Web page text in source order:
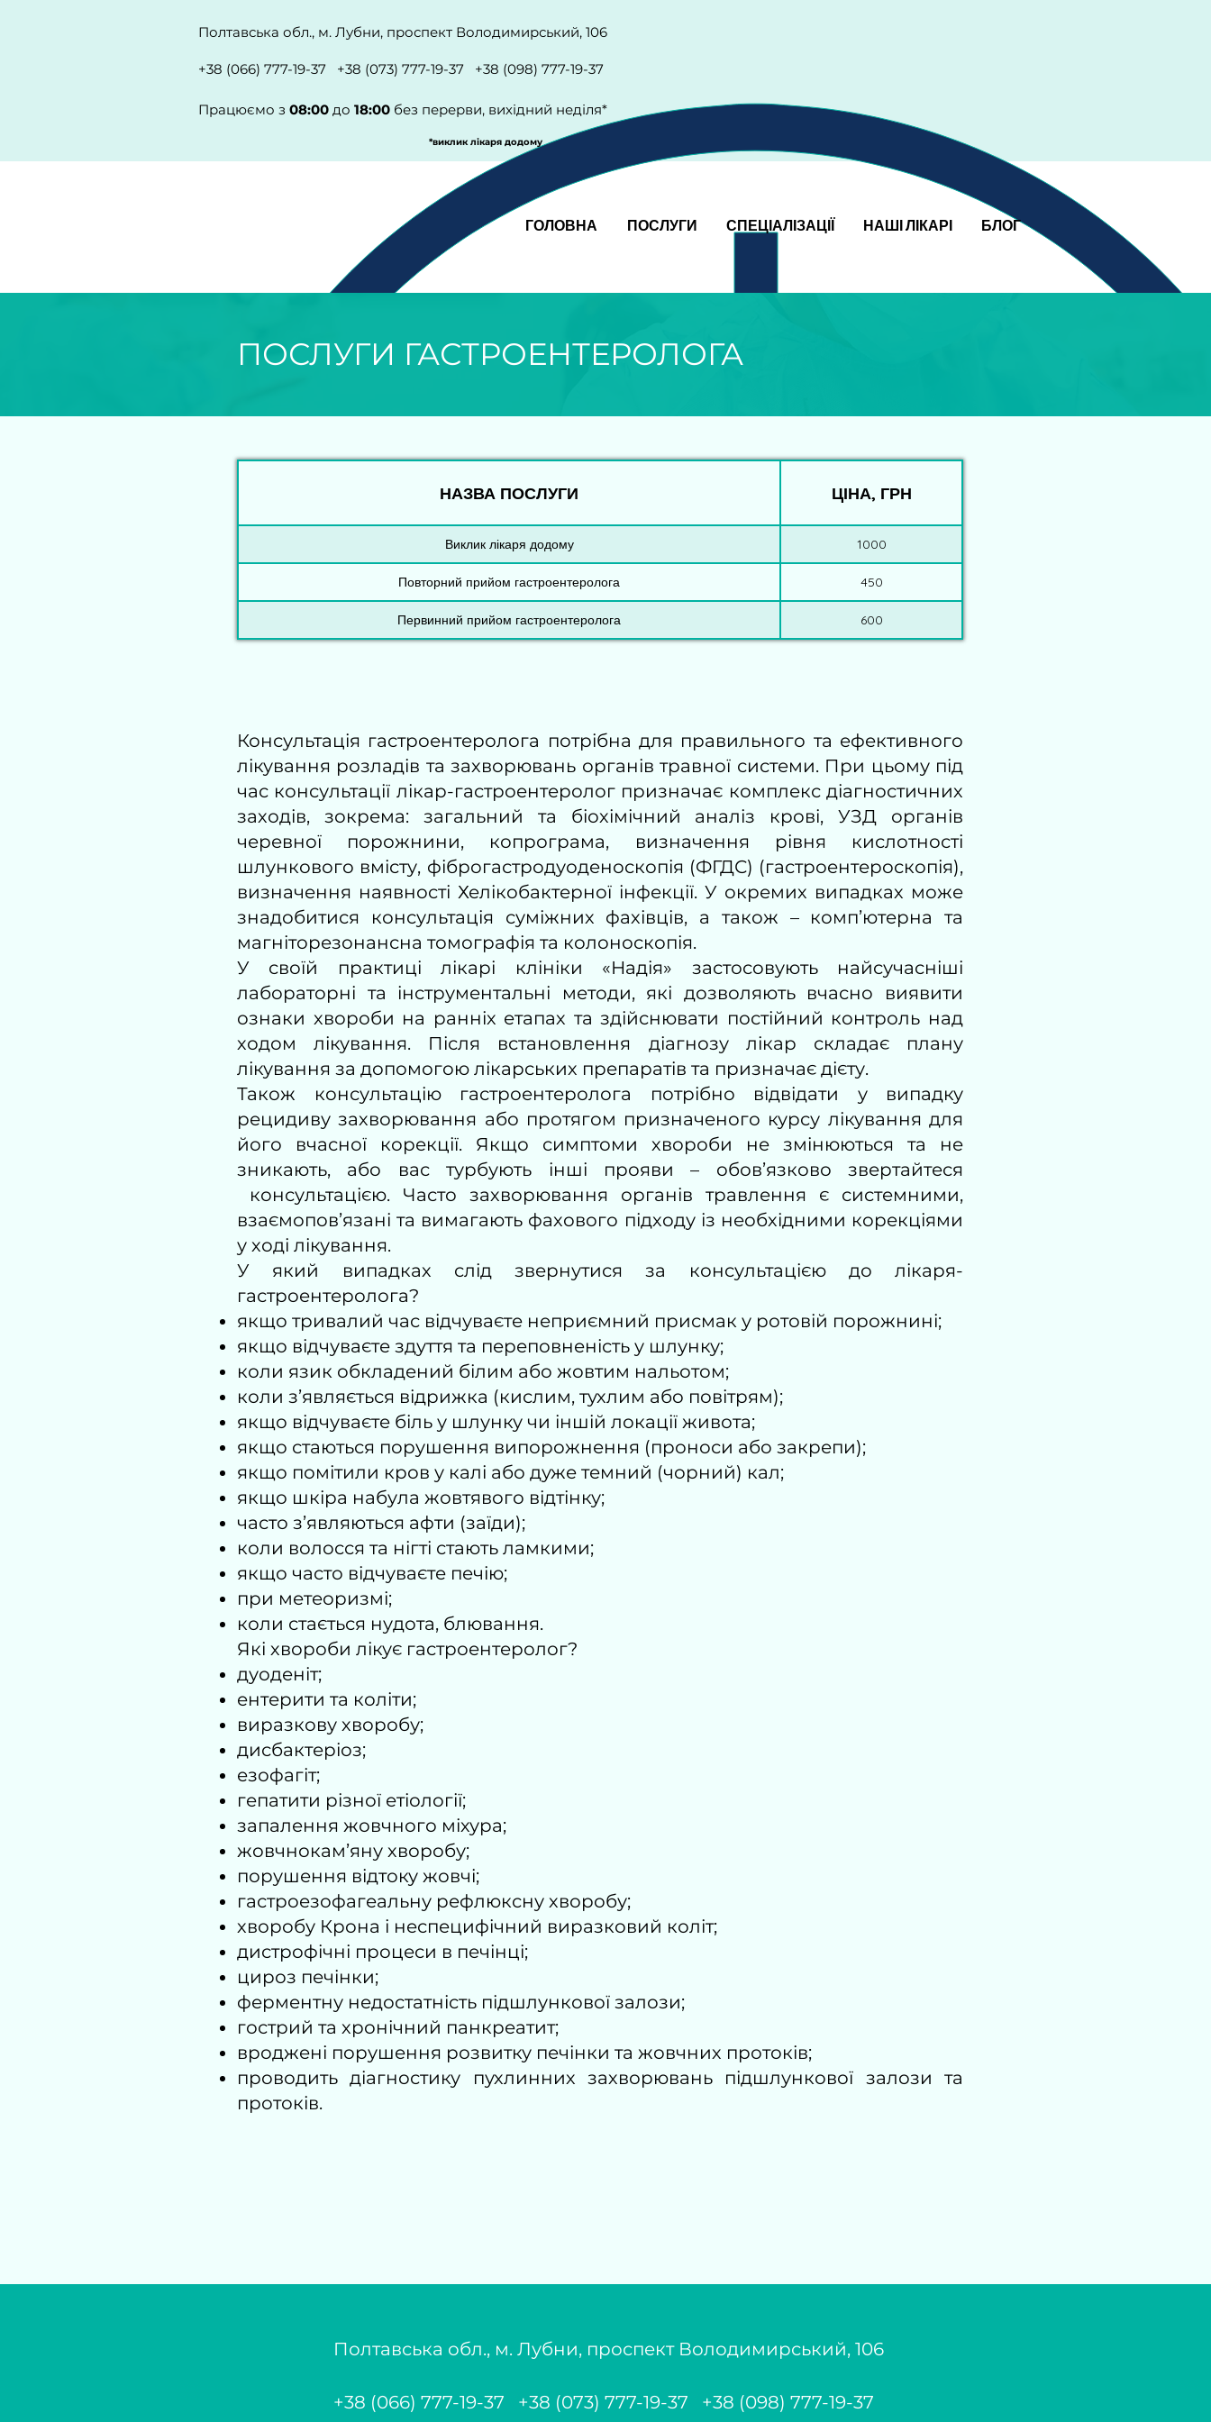
Полтавська обл., м. Лубни, проспект Володимирський, 106
+38 (066) 777-19-37 +38 (073) 777-19-37 +38 (098) 777-19-37
Працюємо з 08:00 до 18:00 без перерви, вихідний неділя*
*виклик лікаря додому
ГОЛОВНА ПОСЛУГИ СПЕЦІАЛІЗАЦІЇ НАШІ ЛІКАРІ БЛОГ
ПОСЛУГИ ГАСТРОЕНТЕРОЛОГА
НАЗВА ПОСЛУГИ ЦІНА, ГРН
Виклик лікаря додому 1000
Повторний прийом гастроентеролога 450
Первинний прийом гастроентеролога 600
Консультація гастроентеролога потрібна для правильного та ефективного
лікування розладів та захворювань органів травної системи. При цьому під
час консультації лікар-гастроентеролог призначає комплекс діагностичних
заходів, зокрема: загальний та біохімічний аналіз крові, УЗД органів
черевної порожнини, копрограма, визначення рівня кислотності
шлункового вмісту, фіброгастродуоденоскопія (ФГДС) (гастроентероскопія),
визначення наявності Хелікобактерної інфекції. У окремих випадках може
знадобитися консультація суміжних фахівців, а також – комп’ютерна та
магніторезонансна томографія та колоноскопія.
У своїй практиці лікарі клініки «Надія» застосовують найсучасніші
лабораторні та інструментальні методи, які дозволяють вчасно виявити
ознаки хвороби на ранніх етапах та здійснювати постійний контроль над
ходом лікування. Після встановлення діагнозу лікар складає плану
лікування за допомогою лікарських препаратів та призначає дієту.
Також консультацію гастроентеролога потрібно відвідати у випадку
рецидиву захворювання або протягом призначеного курсу лікування для
його вчасної корекції. Якщо симптоми хвороби не змінюються та не
зникають, або вас турбують інші прояви – обов’язково звертайтеся
консультацією. Часто захворювання органів травлення є системними,
взаємопов’язані та вимагають фахового підходу із необхідними корекціями
у ході лікування.
У який випадках слід звернутися за консультацією до лікаря-
гастроентеролога?
якщо тривалий час відчуваєте неприємний присмак у ротовій порожнині;
якщо відчуваєте здуття та переповненість у шлунку;
коли язик обкладений білим або жовтим нальотом;
коли з’являється відрижка (кислим, тухлим або повітрям);
якщо відчуваєте біль у шлунку чи іншій локації живота;
якщо стаються порушення випорожнення (проноси або закрепи);
якщо помітили кров у калі або дуже темний (чорний) кал;
якщо шкіра набула жовтявого відтінку;
часто з’являються афти (заїди);
коли волосся та нігті стають ламкими;
якщо часто відчуваєте печію;
при метеоризмі;
коли стається нудота, блювання.
Які хвороби лікує гастроентеролог?
дуоденіт;
ентерити та коліти;
виразкову хворобу;
дисбактеріоз;
езофагіт;
гепатити різної етіології;
запалення жовчного міхура;
жовчнокам’яну хворобу;
порушення відтоку жовчі;
гастроезофагеальну рефлюксну хворобу;
хворобу Крона і неспецифічний виразковий коліт;
дистрофічні процеси в печінці;
цироз печінки;
ферментну недостатність підшлункової залози;
гострий та хронічний панкреатит;
вроджені порушення розвитку печінки та жовчних протоків;
проводить діагностику пухлинних захворювань підшлункової залози та
протоків.
Полтавська обл., м. Лубни, проспект Володимирський, 106
+38 (066) 777-19-37 +38 (073) 777-19-37 +38 (098) 777-19-37